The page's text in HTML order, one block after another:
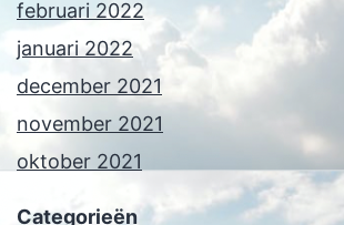
februari 2022
januari 2022
december 2021
november 2021
oktober 2021
Categorieën